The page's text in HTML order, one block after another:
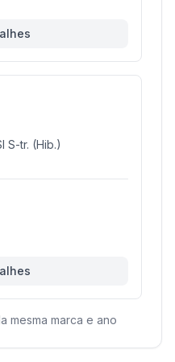
S-tr. (Hib.)
mesma marca e ano